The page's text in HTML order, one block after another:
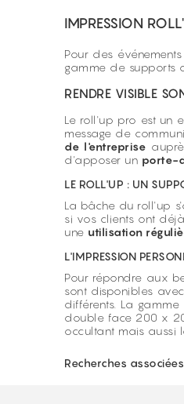
IMPRESSION
Pour des
gamme de supports
RENDRE VISIBLE
Le roll'up pro est un
message de
de l'entreprise
d'apposer un porte-
LE ROLL'UP : UN
La bâche du roll'up
si vos clients ont
une utilisation
L'IMPRESSION
Pour répondre aux
sont disponibles
différents. La
double face 200 x
occultant mais aussi
Recherches